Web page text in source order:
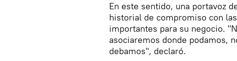
En este sentido, una portavoz
historial de compromiso con
importantes para su negocio.
asociaremos donde podamos,
debamos", declaró.